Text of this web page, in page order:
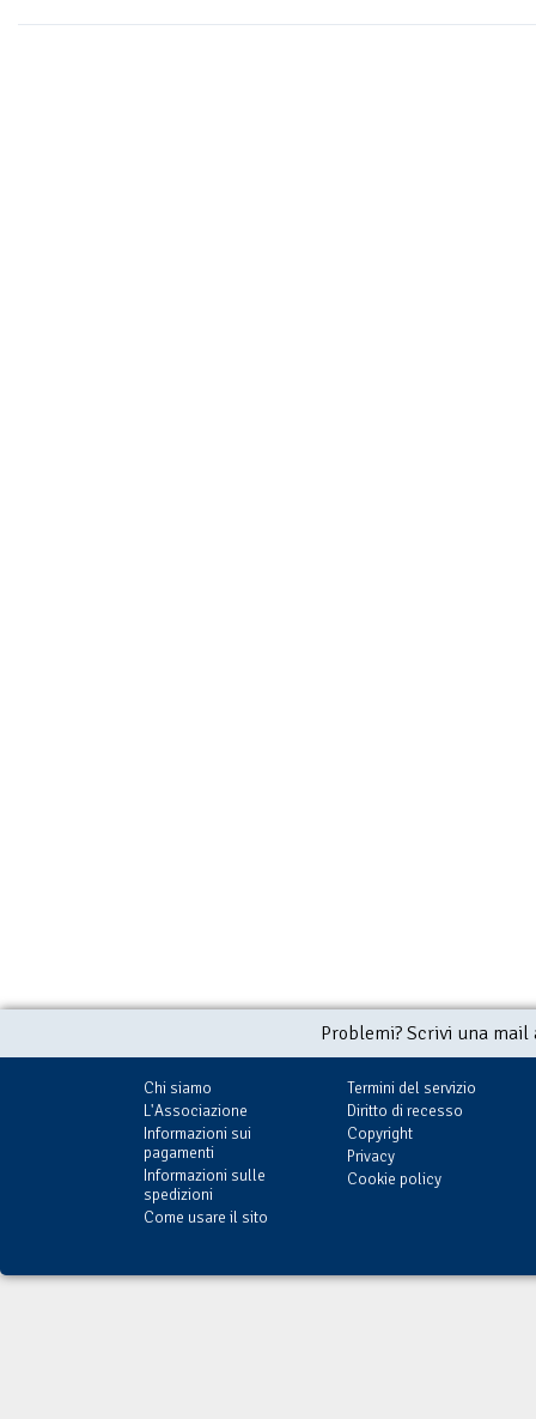
Problemi? Scrivi una
Chi siamo
L'Associazione
Informazioni sui
pagamenti
Informazioni sulle
spedizioni
Come usare il sito
Termini del servizio
Diritto di recesso
Copyright
Privacy
Cookie policy